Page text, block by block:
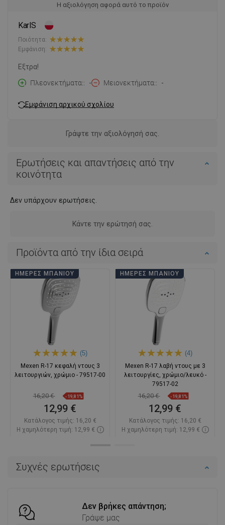
Συχνές ερωτήσεις
Δεν βρήκες απάντηση;
Γράψε μας
Η αξιολόγηση αφορά αυτό το προϊόν
KarlS
Ποιότητα:
Εμφάνιση:
Εξτρα!
Πλεονεκτήματα:
- Μειονεκτήματα: -
Εμφάνιση αρχικού σχολίου
Γράψτε την αξιολόγησή σας.
Ερωτήσεις και απαντήσεις από την
κοινότητα
Δεν υπάρχουν ερωτήσεις.
Κάντε την ερώτησή σας.
Προϊόντα από την ίδια σειρά
ΗΜΈΡΕΣ ΜΠΆΝΙΟΥ
(5)
Mexen R-17 κεφαλή ντους 3
λειτουργιών, χρώμιο - 79517-00
16,20 € -19,81%
12,99 €
Κατάλογος τιμής: 16,20 €
Η χαμηλότερη τιμή: 12,99 €
ΗΜΈΡΕΣ ΜΠΆΝΙΟΥ
(4)
Mexen R-17 λαβή ντους με 3
λειτουργίες, χρώμιο/λευκό -
79517-02
16,20 € -19,81%
12,99 €
Κατάλογος τιμής: 16,20 €
Η χαμηλότερη τιμή: 12,99 €